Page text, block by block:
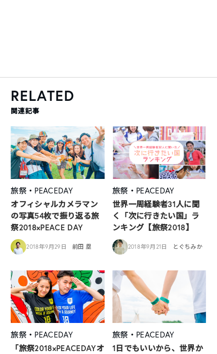
RELATED
関連記事
旅祭・PEACEDAY
オフィシャルカメラマン
の写真54枚で振り返る旅
祭2018×PEACE DAY
2018年9月29日 前田 塁
旅祭・PEACEDAY
世界一周経験者31人に聞
く「次に行きたい国」ラ
ンキング【旅祭2018】
2018年9月21日 とぐちみか
旅祭・PEACEDAY
「旅祭2018×PEACEDAYオ
旅祭・PEACEDAY
1日でもいいから、世界か